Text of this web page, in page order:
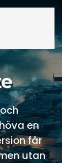
en
får
utan